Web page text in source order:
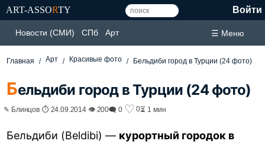
ART-ASSORTY Войти
Новости (СМИ) СПб Арт ☰ Меню
Главная Арт Красивые фото Бельдиби город в Турции (24 фото)
Бельдиби город в Турции (24 фото)
✎ Блинцов ⏱ 24.09.2014 👁 200🗨 0 ♡ 0⏳ 1 мин
Бельдиби (Beldibi) — курортный городок в